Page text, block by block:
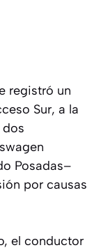
registró un
Sur, a la
Posadas–
por causas
el conductor